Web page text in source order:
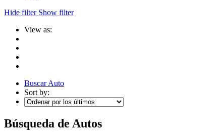
Hide filter Show filter
View as:
Buscar Auto
Sort by:
Búsqueda de Autos